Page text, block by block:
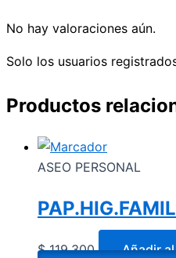
No hay valoraciones aún.
Solo los usuarios
Productos
ASEO PERSONAL
$119.300
Añadir